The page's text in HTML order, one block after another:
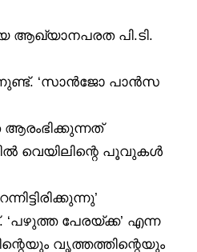
ആഖ്യാനപരത പി.ടി.
‘സാൻജോ പാൻസ
വെയിലിന്റെ പൂവുകൾ
പേരയ്ക്ക’ എന്ന
വൃത്തത്തിന്റെയും